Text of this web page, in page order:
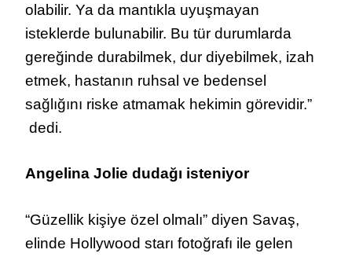
olabilir. Ya da mantıkla uyuşmayan
isteklerde bulunabilir. Bu tür durumlarda
gereğinde durabilmek, dur diyebilmek, izah
etmek, hastanın ruhsal ve bedensel
sağlığını riske atmamak hekimin görevidir.”
dedi.
Angelina Jolie dudağı isteniyor
“Güzellik kişiye özel olmalı” diyen Savaş,
elinde Hollywood starı fotoğrafı ile gelen